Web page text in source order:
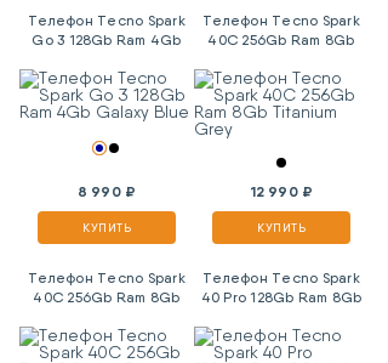
Телефон Tecno Spark
Go 3 128Gb Ram 4Gb
8 990 ₽
КУПИТЬ
Телефон Tecno Spark
40C 256Gb Ram 8Gb
12 990 ₽
КУПИТЬ
Телефон Tecno Spark
40C 256Gb Ram 8Gb
Телефон Tecno Spark
40 Pro 128Gb Ram 8Gb